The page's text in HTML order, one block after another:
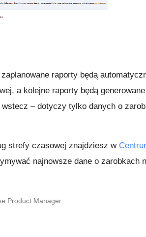
raporty będą
a kolejne raporty będą generowane
wstecz – dotyczy tylko danych o
strefy czasowej znajdziesz w
najnowsze dane o zarobkach
Product Manager